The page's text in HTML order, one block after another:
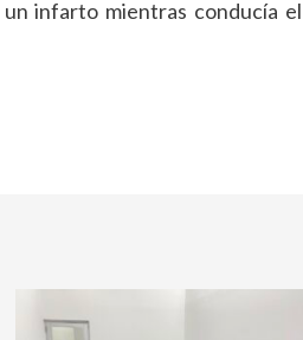
infarto mientras conducía el